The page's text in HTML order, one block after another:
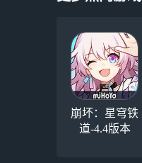
崩坏：星穹铁
道-4.4版本